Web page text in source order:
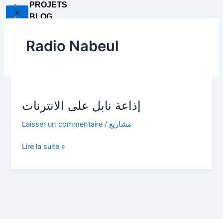
X
PROJETS
BLOG
Radio Nabeul
إذاعة نابل على الانترنات
Laisser un commentaire / مشاريع
على
Lire la suite »